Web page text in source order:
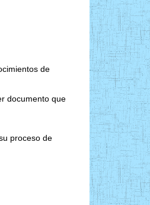
de
documento que
proceso de